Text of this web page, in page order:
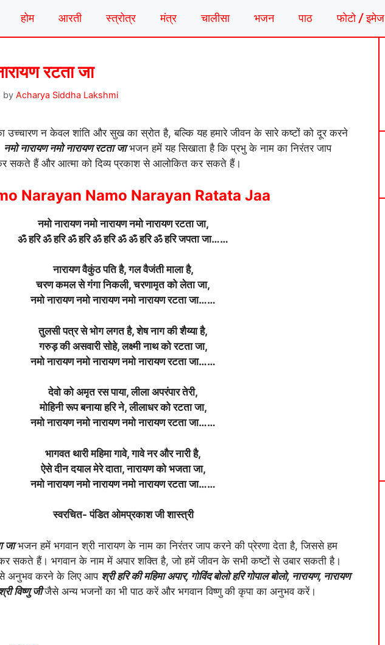
होम आरती स्त्रोत्र मंत्र चालीसा भजन पाठ फोटो / इमेज
रटता जा
by Acharya Siddha Lakshmi
उच्चारण न केवल शांति और सुख का स्रोत है, बल्कि यह हमारे जीवन के सारे कष्टों को दूर करने
नमो नारायण नमो नारायण रटता जाभजन हमें यह सिखाता है कि प्रभु के नाम का निरंतर जाप
सकते हैं और आत्मा को दिव्य प्रकाश से आलोकित कर सकते हैं।
Narayan Namo Narayan Ratata Jaa
नमो नारायण नमो नारायण नमो नारायण रटता जा,
ॐ हरि ॐ हरि ॐ हरि ॐ हरि ॐ ॐ हरि ॐ हरि जपता जा……
नारायण वैकुंठ पति है, गल वैजंती माला है,
चरण कमल से गंगा निकली, चरणामृत को लेता जा,
नमो नारायण नमो नारायण नमो नारायण रटता जा……
तुलसी पत्र से भोग लगत है, शेष नाग की शैय्या है,
गरुड़ की असवारी सोहे, लक्ष्मी नाथ को रटता जा,
नमो नारायण नमो नारायण नमो नारायण रटता जा……
देवो को अमृत रस पाया, लीला अपरंपार तेरी,
मोहिनी रूप बनाया हरि ने, लीलाधर को रटता जा,
नमो नारायण नमो नारायण नमो नारायण रटता जा……
भागवत थारी महिमा गावे, गावे नर और नारी है,
ऐसे दीन दयाल मेरे दाता, नारायण को भजता जा,
नमो नारायण नमो नारायण नमो नारायण रटता जा……
स्वरचित- पंडित ओमप्रकाश जी शास्त्री
जाभजन हमें भगवान श्री नारायण के नाम का निरंतर जाप करने की प्रेरणा देता है, जिससे हम
सकते हैं। भगवान के नाम में अपार शक्ति है, जो हमें जीवन के सभी कष्टों से उबार सकती है।
से अनुभव करने के लिए आप श्री हरि की महिमा अपार, गोविंद बोलो हरि गोपाल बोलो, नारायण, नारायण
विष्णु जीजैसे अन्य भजनों का भी पाठ करें और भगवान विष्णु की कृपा का अनुभव करें।